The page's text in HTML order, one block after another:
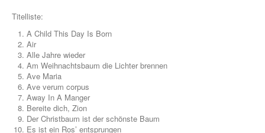
Drums Easy - Tom Hapke
Gesang
diverse Instrumente
Streichinstrumente (Sevcik u.a.)
Die Sevcik-Methode
Titelliste:
A Child This Day Is Born
Air
Alle Jahre wieder
Am Weihnachtsbaum die Lichter brennen
Ave Maria
Ave verum corpus
Away In A Manger
Bereite dich, Zion
Der Christbaum ist der schönste Baum
Es ist ein Ros’ entsprungen